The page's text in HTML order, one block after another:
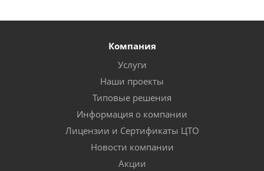
Компания
Услуги
Наши проекты
Типовые решения
Информация о компании
Лицензии и Сертификаты ЦТО
Новости компании
Акции